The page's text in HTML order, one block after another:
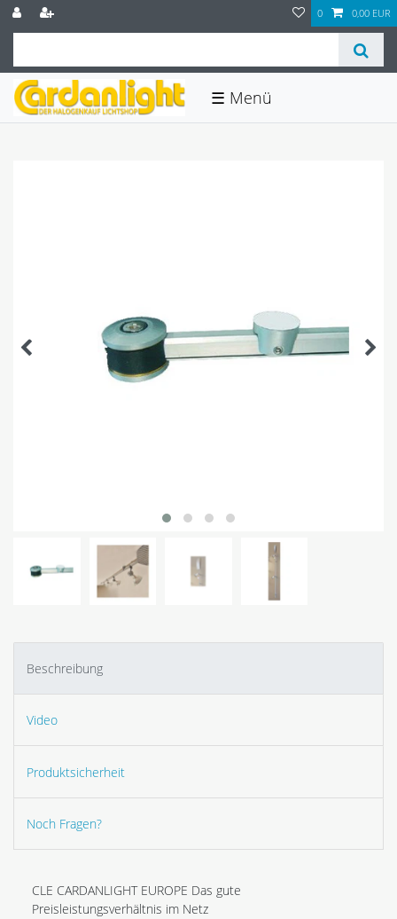
0 0,00 EUR
☰
Beschreibung
Video
Produktsicherheit
Noch Fragen?
CLE CARDANLIGHT EUROPE Das gute
Preisleistungsverhältnis im Netz